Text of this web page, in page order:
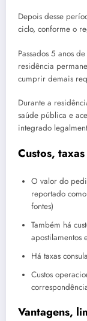
Depois desse
ciclo, conforme o
Passados 5 anos
residência
cumprir demais
Durante a
saúde pública e
integrado
Custos,
O valor do
reportado
fontes)
Também há
apostilamentos
Há taxas
Custos
Vantagens,